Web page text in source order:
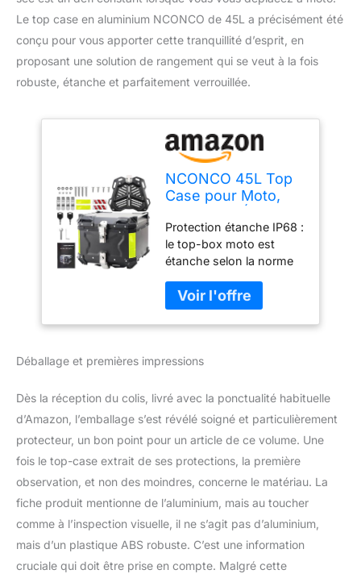
Le top case en aluminium NCONCO de 45L a précisément été
conçu pour vous apporter cette tranquillité d’esprit, en
proposant une solution de rangement qui se veut à la fois
robuste, étanche et parfaitement verrouillée.
NCONCO 45L Top
Case pour Moto,
Coffre à Bagages
Universel avec
Serrure de sécurité
pour Le Rangement
du Casque,
Étanchéité IP68
Protection étanche IP68 :
le top-box moto est
étanche selon la norme
protection élevée contre
la pluie et la poussière.
Avec un niveau 6
poussière et un niveau 8
objets importants restent
en sécurité,
indépendamment des
changements de temps.
Matériaux de haute
qualité et durabilité :
Fabriqué en alliage
bagage pour moto offre
une excellente résistance
à l'eau et à la corrosion.
Déballage et premières impressions
Dès la réception du colis, livré avec la ponctualité habituelle
d’Amazon, l’emballage s’est révélé soigné et particulièrement
protecteur, un bon point pour un article de ce volume. Une
fois le top-case extrait de ses protections, la première
observation, et non des moindres, concerne le matériau. La
fiche produit mentionne de l’aluminium, mais au toucher
comme à l’inspection visuelle, il ne s’agit pas d’aluminium,
mais d’un plastique ABS robuste. C’est une information
cruciale qui doit être prise en compte. Malgré cette